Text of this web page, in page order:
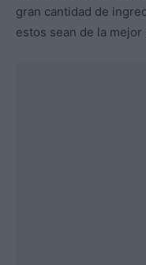
gran cantidad de
estos sean de la mejor